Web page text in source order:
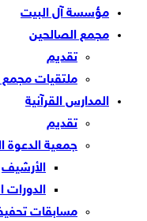
مؤسسة آل البيت
مجمع الصالحين
تقديم
ملتقيات مجمع
المدارس القرآنية
تقديم
جمعية الدعوة
الأرشيف
الدورات
مسابقات